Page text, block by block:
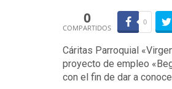
0
COMPARTIDOS
0
Cáritas Parroquial
proyecto de empleo
con el fin de dar a